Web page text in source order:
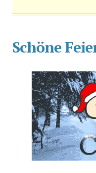
Schöne